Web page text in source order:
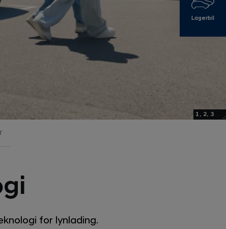
1, 2, 3
for lynlading.
Lagerbil